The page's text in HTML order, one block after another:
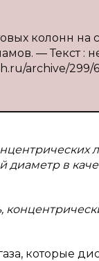
колонн на
— Текст :
archive/299/
в
которые